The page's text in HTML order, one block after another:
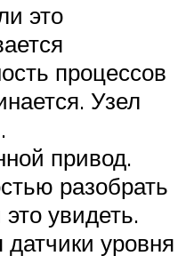
это
процессов
Узел
привод.
разобрать
увидеть.
уровня